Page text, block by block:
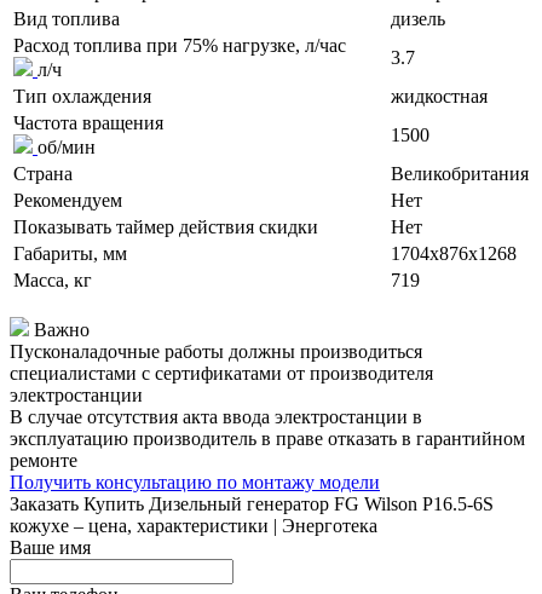
Вид топлива
дизель
Расход топлива при 75% нагрузке, л/час
л/ч
3.7
Тип охлаждения
жидкостная
Частота вращения
об/мин
1500
Страна
Великобритания
Рекомендуем
Нет
Показывать таймер действия скидки
Нет
Габариты, мм
1704x876x1268
Масса, кг
719
Важно
Пусконаладочные работы должны производиться
специалистами с сертификатами от производителя
электростанции
В случае отсутствия акта ввода электростанции в
эксплуатацию производитель в праве отказать в гарантийном
ремонте
Получить консультацию по монтажу модели
Заказать Купить Дизельный генератор FG Wilson P16.5-6S
кожухе – цена, характеристики | Энерготека
Ваше имя